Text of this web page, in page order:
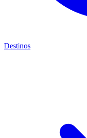
Destinos